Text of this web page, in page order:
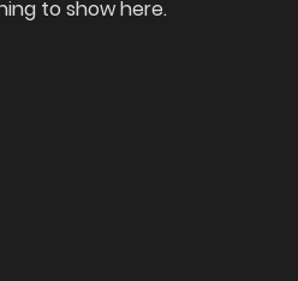
to show here.